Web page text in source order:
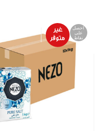
احصل
على
نقاط